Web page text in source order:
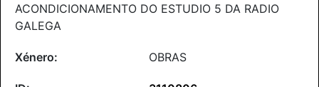
ACONDICIONAMENTO DO ESTUDIO 5 DA RADIO
GALEGA
OBRAS